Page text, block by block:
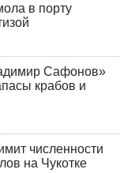
в порту
Сафонов»
крабов и
численности
на Чукотке